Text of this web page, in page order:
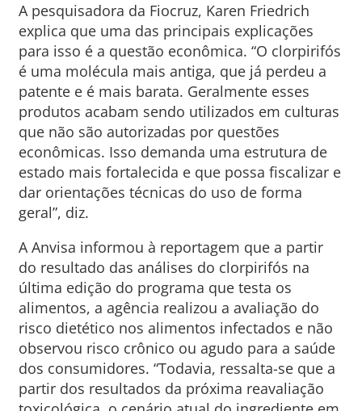
A pesquisadora da Fiocruz, Karen Friedrich
explica que uma das principais explicações
para isso é a questão econômica. “O clorpirifós
é uma molécula mais antiga, que já perdeu a
patente e é mais barata. Geralmente esses
produtos acabam sendo utilizados em culturas
que não são autorizadas por questões
econômicas. Isso demanda uma estrutura de
estado mais fortalecida e que possa fiscalizar e
dar orientações técnicas do uso de forma
geral”, diz.
A Anvisa informou à reportagem que a partir
do resultado das análises do clorpirifós na
última edição do programa que testa os
alimentos, a agência realizou a avaliação do
risco dietético nos alimentos infectados e não
observou risco crônico ou agudo para a saúde
dos consumidores. “Todavia, ressalta-se que a
partir dos resultados da próxima reavaliação